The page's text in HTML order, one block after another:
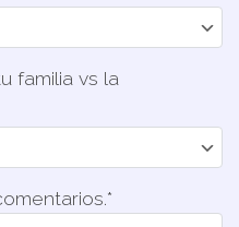
familia vs la